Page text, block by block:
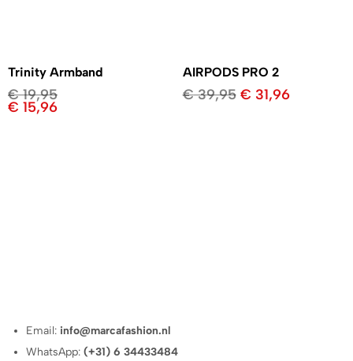
Trinity Armband
€19,95
€ 15,96
AIRPODS PRO 2
€39,95 € 31,96
Email: info@marcafashion.nl
WhatsApp:(+31) 6 34433484